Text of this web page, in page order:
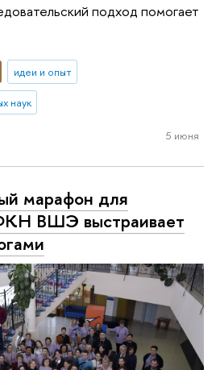
подход помогает
идеи и опыт
наук
5 июня
марафон для
ВШЭ выстраивает